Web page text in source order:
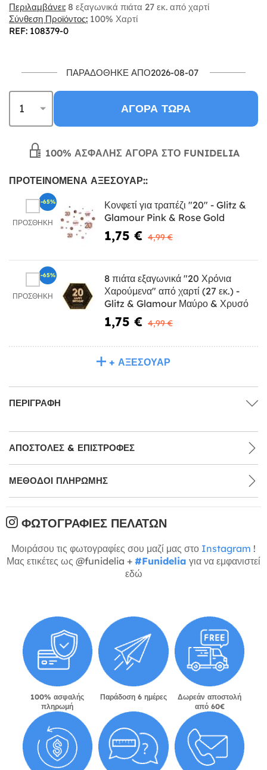
Περιλαμβάνει: 8 εξαγωνικά πιάτα 27 εκ. από χαρτί
Σύνθεση Προϊόντος: 100% Χαρτί
REF: 108379-0
ΠΑΡΑΔΌΘΗΚΕ ΑΠΌ2026-08-07
ΑΓΟΡΆ ΤΏΡΑ
100% ΑΣΦΑΛΉΣ ΑΓΟΡΆ ΣΤΟ FUNIDELIA
ΠΡΟΤΕΙΝΌΜΕΝΑ ΑΞΕΣΟΥΆΡ::
ΠΡΟΣΘΉΚΗ
Κονφετί για τραπέζι "20" - Glitz &
Glamour Pink & Rose Gold
1,75 € 4,99 €
-65%
ΠΡΟΣΘΉΚΗ
8 πιάτα εξαγωνικά "20 Χρόνια
Χαρούμενα" από χαρτί (27 εκ.) -
Glitz & Glamour Μαύρο & Χρυσό
1,75 € 4,99 €
-65%
+ ΑΞΕΣΟΥΆΡ
ΠΕΡΙΓΡΑΦΉ
ΑΠΟΣΤΟΛΈΣ & ΕΠΙΣΤΡΟΦΈΣ
ΜΕΘΌΔΟΙ ΠΛΗΡΩΜΉΣ
ΦΩΤΟΓΡΑΦΊΕΣ ΠΕΛΑΤΏΝ
Μοιράσου τις φωτογραφίες σου μαζί μας στο Instagram !
Μας ετικέτες ως @funidelia + #Funidelia για να εμφανιστεί
εδώ
100% ασφαλής
πληρωμή
Παράδοση 6 ημέρες
Δωρεάν αποστολή
από 60€